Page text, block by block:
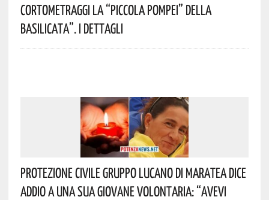
Cortometraggi La “Piccola Pompei” Della
Basilicata”. I Dettagli
Protezione Civile Gruppo Lucano Di Maratea Dice
Addio A Una Sua Giovane Volontaria: “avevi